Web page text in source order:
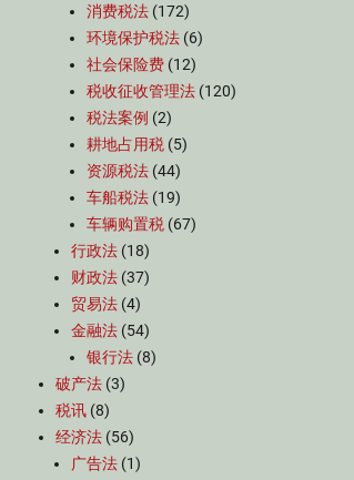
消费税法 (172)
环境保护税法 (6)
社会保险费 (12)
税收征收管理法 (120)
税法案例 (2)
耕地占用税 (5)
资源税法 (44)
车船税法 (19)
车辆购置税 (67)
行政法 (18)
财政法 (37)
贸易法 (4)
金融法 (54)
银行法 (8)
破产法 (3)
税讯 (8)
经济法 (56)
广告法 (1)